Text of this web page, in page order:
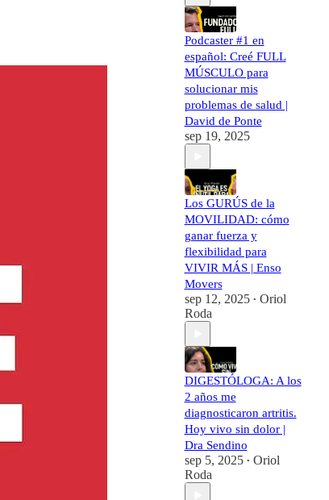
Podcaster #1 en
español: Creé FULL
MÚSCULO para
solucionar mis
problemas de salud |
David de Ponte
sep 19, 2025
Los GURÚS de la
MOVILIDAD: cómo
ganar fuerza y
flexibilidad para
VIVIR MÁS | Enso
Movers
sep 12, 2025 • Oriol
Roda
DIGESTÓLOGA: A los
2 años me
diagnosticaron artritis.
Hoy vivo sin dolor |
Dra Sendino
sep 5, 2025 • Oriol
Roda